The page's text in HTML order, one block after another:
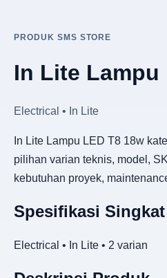
PRODUK SMS STORE
In Lite Lampu
Electrical • In Lite
In Lite Lampu LED T8 18w
pilihan varian teknis, model,
kebutuhan proyek,
Spesifikasi Singkat
Electrical • In Lite • 2 varian